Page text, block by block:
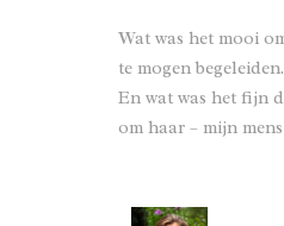
Wat was het mooi
te mogen begeleiden.
En wat was het fijn
om haar – mijn